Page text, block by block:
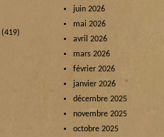
(419)
juin 2026
mai 2026
avril 2026
mars 2026
février 2026
janvier 2026
décembre 2025
novembre 2025
octobre 2025